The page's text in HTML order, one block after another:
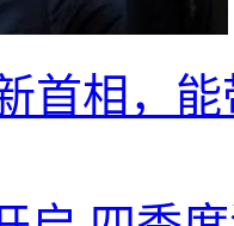
首相，